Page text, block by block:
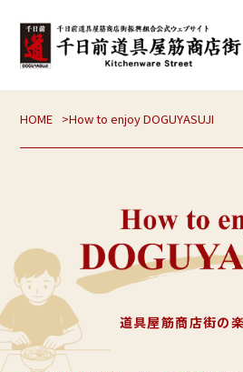
HOME How to enjoy DOGUYASUJI
道具屋筋商店街の